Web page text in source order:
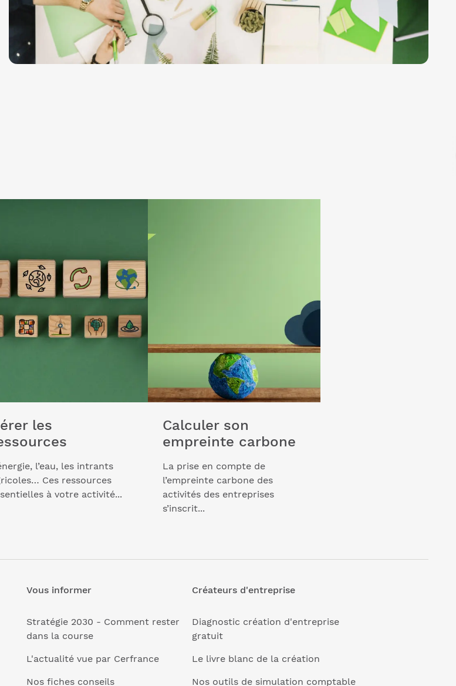
les
l’eau, les intrants
Ces ressources
à votre activité...
Calculer son
empreinte carbone
La prise en compte de
l’empreinte carbone des
activités des entreprises
s’inscrit...
Vous informer
Stratégie 2030 - Comment rester
dans la course
L'actualité vue par Cerfrance
Nos fiches conseils
Créateurs d'entreprise
Diagnostic création d'entreprise
gratuit
Le livre blanc de la création
Nos outils de simulation comptable